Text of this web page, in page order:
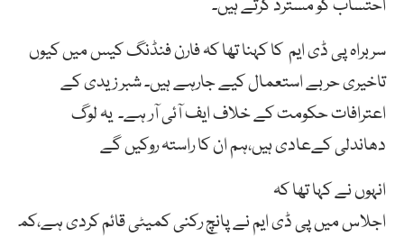
احتساب کو مسترد کرتے ہیں۔
سربراہ پی ڈی ایم کا کہنا تھا کہ فارن فنڈنگ کیس میں کیوں
تاخیری حربے استعمال کیے جارہے ہیں۔ شبر زیدی کے
اعترافات حکومت کے خلاف ایف آئی آر ہے۔ یہ لوگ
دھاندلی کےعادی ہیں،ہم ان کا راستہ روکیں گے
انہوں نے کہا تھا کہ
اجلاسمیںپیڈیایمنےپانچرکنیکمیٹیقائمکردیہے،کم